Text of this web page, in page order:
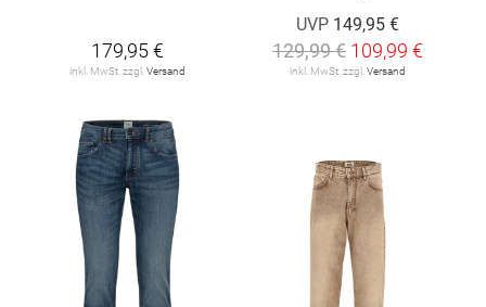
179,95 €
inkl. MwSt. zzgl. Versand
UVP 149,95 €
129,99 € 109,99 €
inkl. MwSt. zzgl. Versand